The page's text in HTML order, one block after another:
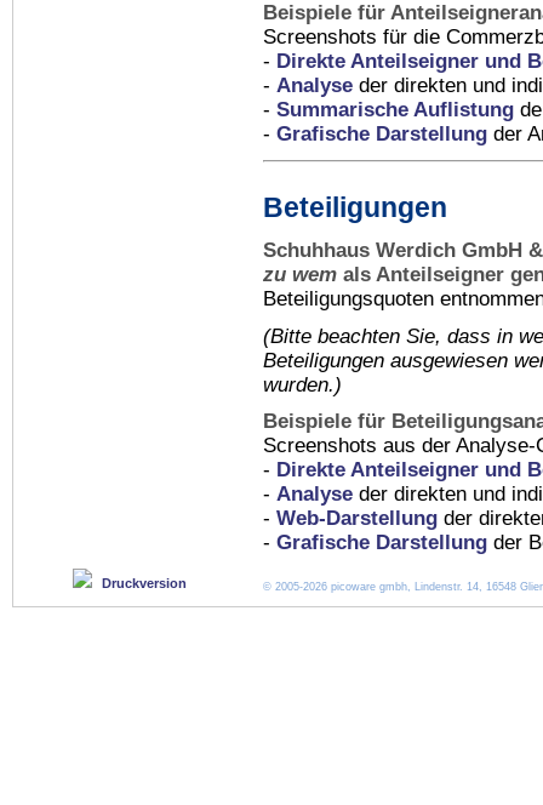
Beispiele für
Screenshots für die
- Direkte Anteilseigner und
- Analyse der direkten und
- Summarische Auflistung
- Grafische Darstellung der
Beteiligungen
Schuhhaus Werdich GmbH
zu wem als Anteilseigner
Beteiligungsquoten
(Bitte beachten Sie, dass in
Beteiligungen ausgewiesen
wurden.)
Beispiele für
Screenshots aus der Analyse-
- Direkte Anteilseigner und
- Analyse der direkten und
- Web-Darstellung der
- Grafische Darstellung der
Druckversion © 2005-2026 picoware gmbh, Lindenstr. 14, 16548